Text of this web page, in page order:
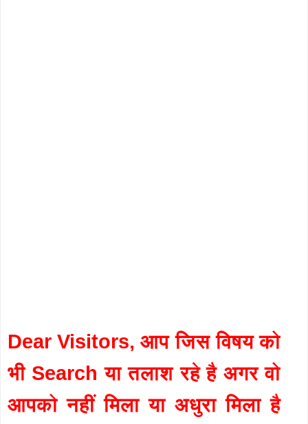
Dear Visitors, आप जिस विषय को
भी Search या तलाश रहे है अगर वो
आपको नहीं मिला या अधुरा मिला है